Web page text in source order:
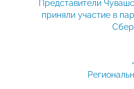
Представители
приняли участие в